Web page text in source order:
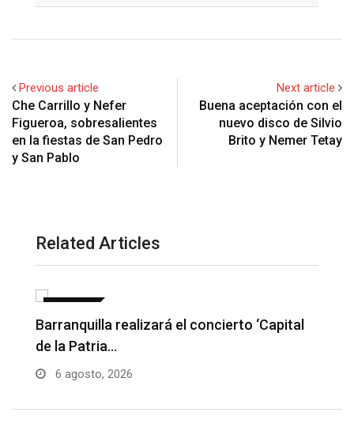
Previous article
Che Carrillo y Nefer
Figueroa, sobresalientes
en la fiestas de San Pedro
y San Pablo
Next article
Buena aceptación con el
nuevo disco de Silvio
Brito y Nemer Tetay
Related Articles
Barranquilla realizará el concierto ‘Capital
de la Patria…
6 agosto, 2026